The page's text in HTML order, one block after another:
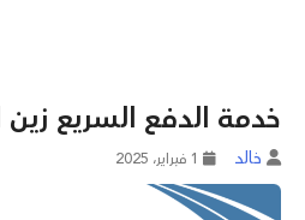
خدمة الدفع السريع زين
خالد